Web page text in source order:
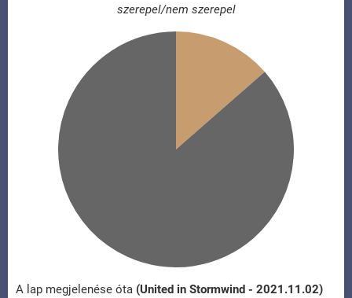
szerepel/nem szerepel
A lap megjelenése óta (United in Stormwind - 2021.11.02)